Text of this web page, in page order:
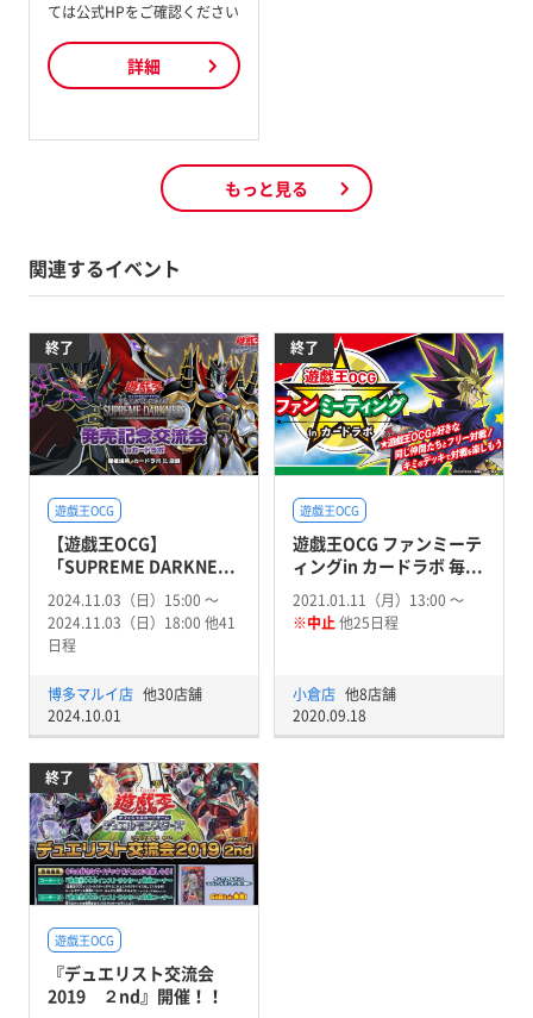
ては公式HPをご確認ください
詳細
もっと見る
関連するイベント
終了
遊戯王OCG
【遊戯王OCG】
「SUPREME DARKNE...
2024.11.03（日）15:00 〜
2024.11.03（日）18:00 他41
日程
博多マルイ店 他30店舗
2024.10.01
終了
遊戯王OCG
遊戯王OCG ファンミーテ
ィングin カードラボ 毎...
2021.01.11（月）13:00 〜
※中止他25日程
小倉店 他8店舗
2020.09.18
終了
遊戯王OCG
『デュエリスト交流会
2019 ２nd』開催！！